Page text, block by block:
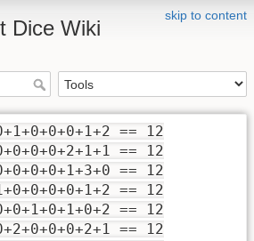
skip to content
Dice Wiki
== 12
== 12
== 12
== 12
== 12
== 12